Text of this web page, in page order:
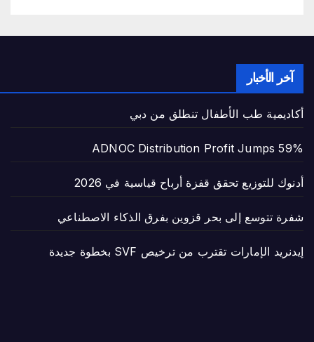
آخر الأخبار
أكاديمية طب الأطفال تنطلق من دبي
ADNOC Distribution Profit Jumps 59%
أدنوك للتوزيع تحقق قفزة أرباح قياسية في 2026
شفرة تتوسع إلى بحر قزوين بفرق الذكاء الاصطناعي
إيدنريد الإمارات تقترب من ترخيص SVF بخطوة جديدة